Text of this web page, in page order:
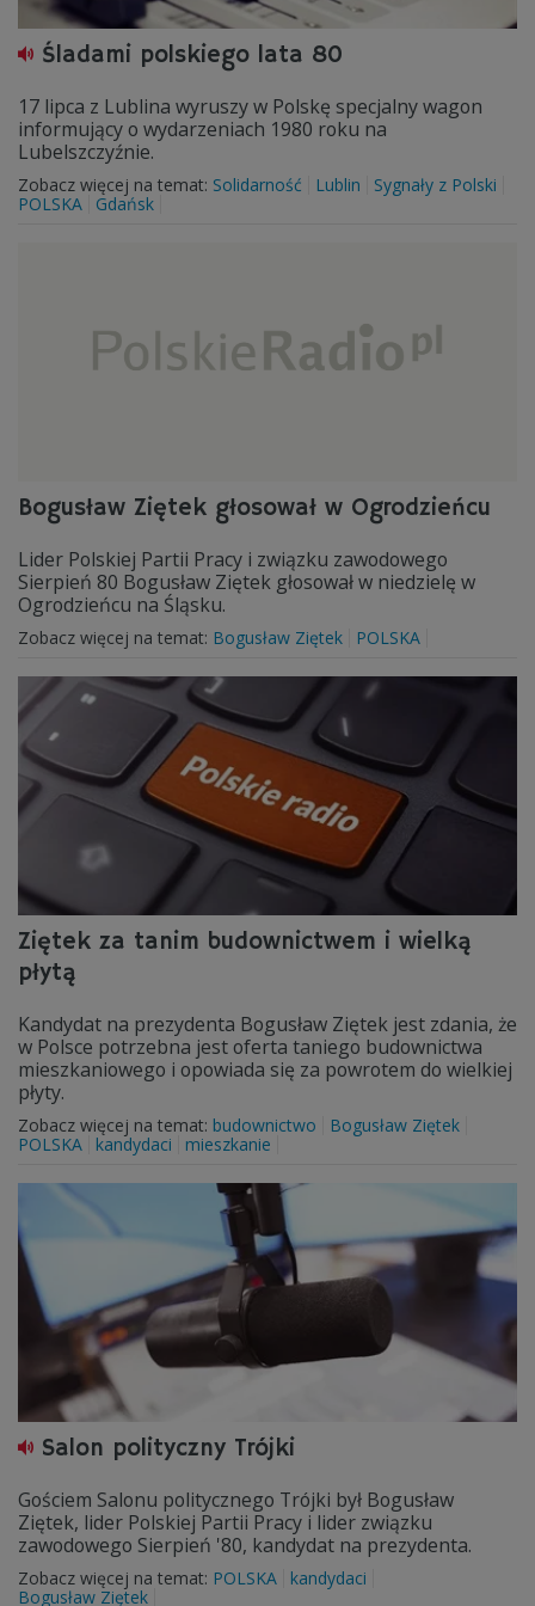
Śladami polskiego lata 80
17 lipca z Lublina wyruszy w Polskę specjalny wagon
informujący o wydarzeniach 1980 roku na
Lubelszczyźnie.
Zobacz więcej na temat: Solidarność Lublin
Sygnały z Polski
POLSKA
Gdańsk
Bogusław Ziętek głosował w Ogrodzieńcu
Lider Polskiej Partii Pracy i związku zawodowego
Sierpień 80 Bogusław Ziętek głosował w niedzielę w
Ogrodzieńcu na Śląsku.
Zobacz więcej na temat: Bogusław Ziętek POLSKA
Ziętek za tanim budownictwem i wielką
płytą
Kandydat na prezydenta Bogusław Ziętek jest zdania, że
w Polsce potrzebna jest oferta taniego budownictwa
mieszkaniowego i opowiada się za powrotem do wielkiej
płyty.
Zobacz więcej na temat: budownictwo
Bogusław Ziętek
POLSKA
kandydaci mieszkanie
Salon polityczny Trójki
Gościem Salonu politycznego Trójki był Bogusław
Ziętek, lider Polskiej Partii Pracy i lider związku
zawodowego Sierpień '80, kandydat na prezydenta.
Zobacz więcej na temat: POLSKA
kandydaci
Bogusław Ziętek